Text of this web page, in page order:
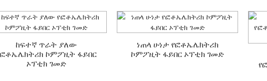
ከፍተኛ ጥራት ያለው
ኮምፖዚት ፋይበር
ኦፕቲክ ገመድ
ነጠላ ሁነታ የፎቶኤሌክትሪክ
ኮምፖዚት ፋይበር ኦፕቲክ ገመድ